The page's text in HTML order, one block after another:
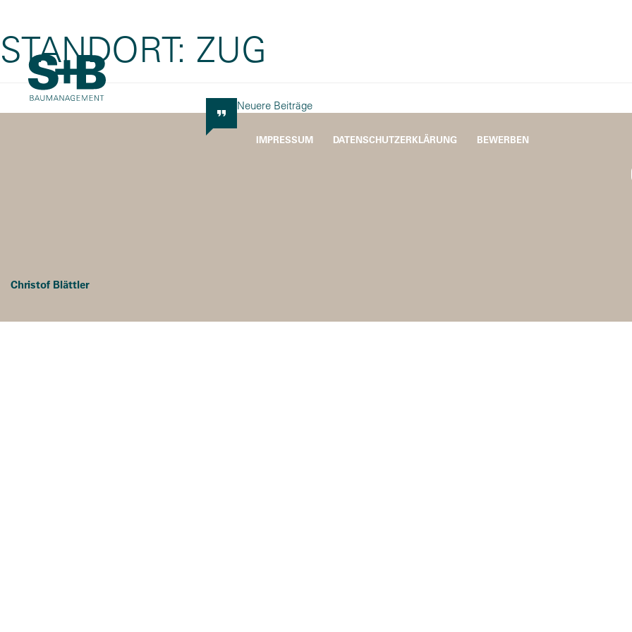
STANDORT: ZUG
Christof Blättler
BEITRAGSNAVIGATION
Neuere Beiträge
IMPRESSUM DATENSCHUTZERKLÄRUNG BEWERBEN